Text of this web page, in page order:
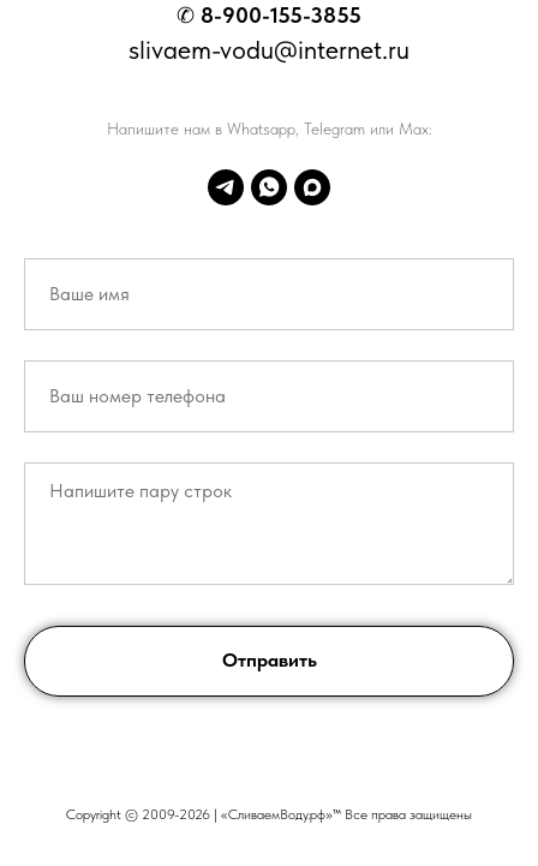
✆ 8-900-155-3855
slivaem-vodu@internet.ru
Напишите нам в Whatsapp, Telegram или Max:
Отправить
Copyright © 2009-2026 | «СливаемВоду.рф»™ Все права защищены